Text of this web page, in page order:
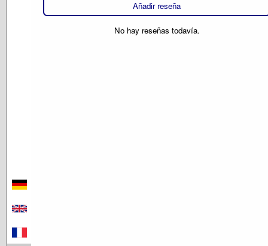
Añadir reseña
No hay reseñas todavía.